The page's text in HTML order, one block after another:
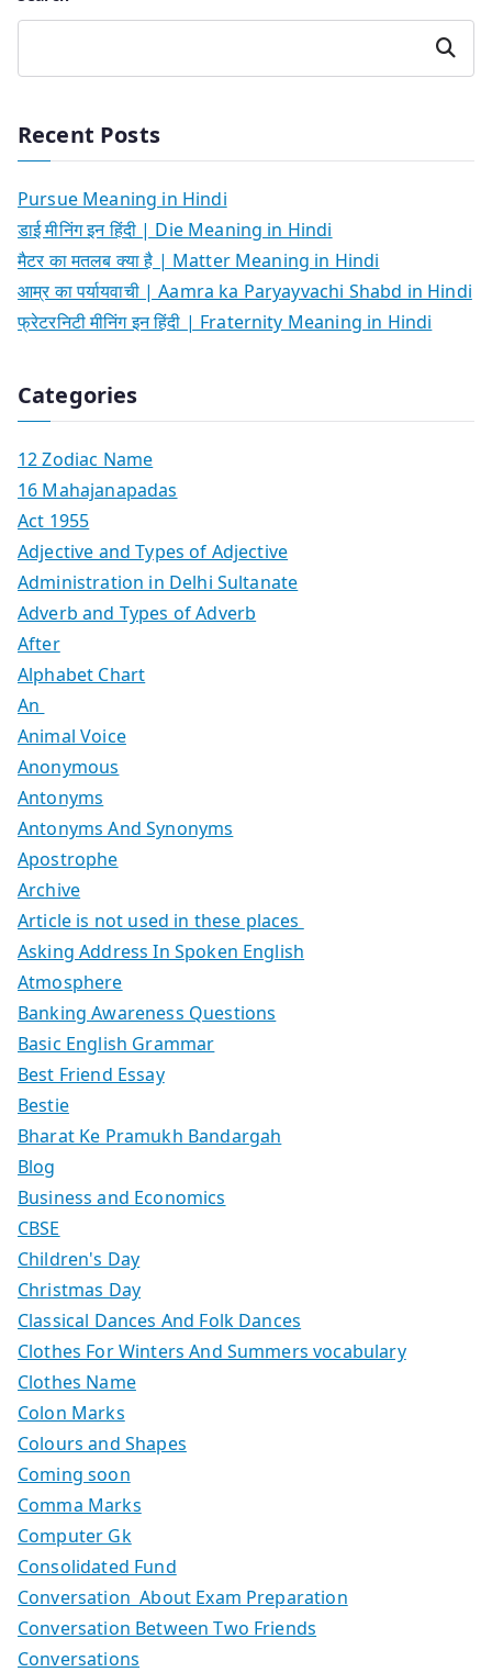
Search
Recent Posts
Pursue Meaning in Hindi
डाई मीनिंग इन हिंदी | Die Meaning in Hindi
मैटर का मतलब क्या है | Matter Meaning in Hindi
आम्र का पर्यायवाची | Aamra ka Paryayvachi Shabd in Hindi
फ्रेटरनिटी मीनिंग इन हिंदी | Fraternity Meaning in Hindi
Categories
12 Zodiac Name
16 Mahajanapadas
Act 1955
Adjective and Types of Adjective
Administration in Delhi Sultanate
Adverb and Types of Adverb
After
Alphabet Chart
An
Animal Voice
Anonymous
Antonyms
Antonyms And Synonyms
Apostrophe
Archive
Article is not used in these places
Asking Address In Spoken English
Atmosphere
Banking Awareness Questions
Basic English Grammar
Best Friend Essay
Bestie
Bharat Ke Pramukh Bandargah
Blog
Business and Economics
CBSE
Children's Day
Christmas Day
Classical Dances And Folk Dances
Clothes For Winters And Summers vocabulary
Clothes Name
Colon Marks
Colours and Shapes
Coming soon
Comma Marks
Computer Gk
Consolidated Fund
Conversation About Exam Preparation
Conversation Between Two Friends
Conversations